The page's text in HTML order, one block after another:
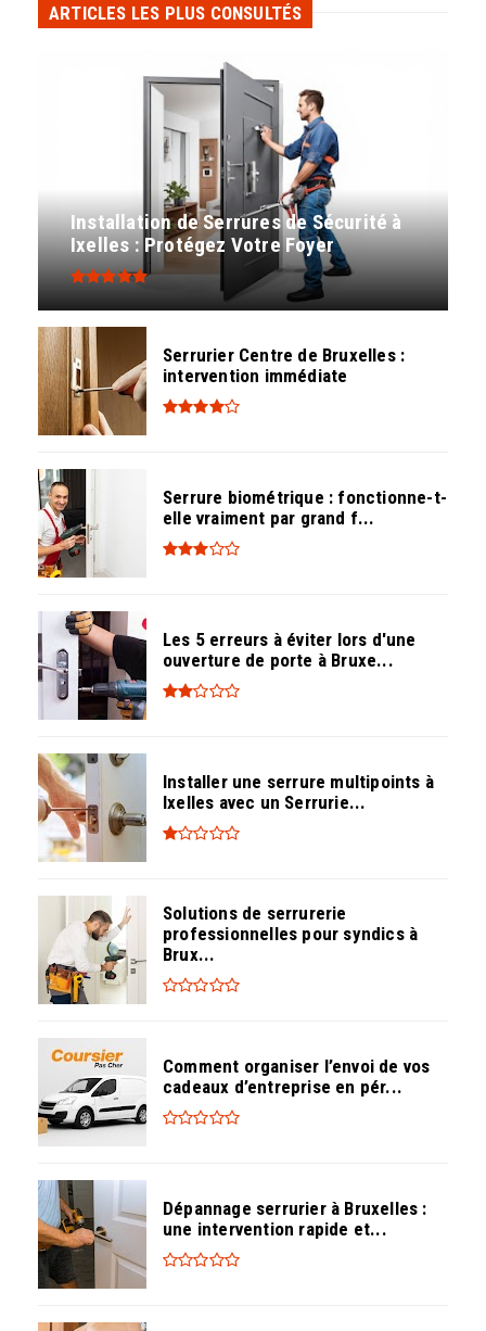
ARTICLES LES PLUS CONSULTÉS
Installation de Serrures de Sécurité à
Ixelles : Protégez Votre Foyer
Serrurier Centre de Bruxelles :
intervention immédiate
Serrure biométrique : fonctionne-t-
elle vraiment par grand f...
Les 5 erreurs à éviter lors d'une
ouverture de porte à Bruxe...
Installer une serrure multipoints à
Ixelles avec un Serrurie...
Solutions de serrurerie
professionnelles pour syndics à
Brux...
Comment organiser l’envoi de vos
cadeaux d’entreprise en pér...
Dépannage serrurier à Bruxelles :
une intervention rapide et...